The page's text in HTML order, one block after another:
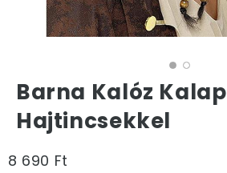
Barna Kalóz Kalap
Hajtincsekkel
8 690 Ft